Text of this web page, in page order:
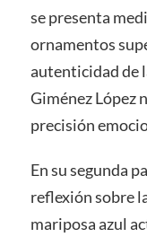
se presenta
ornamentos
autenticidad de
Giménez López
precisión
En su segunda
reflexión sobre
mariposa azul